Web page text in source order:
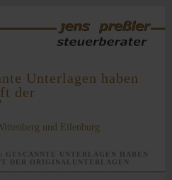
Unterlagen haben
der
und Eilenburg
GESCANNTE UNTERLAGEN HABEN
DER ORIGINALUNTERLAGEN